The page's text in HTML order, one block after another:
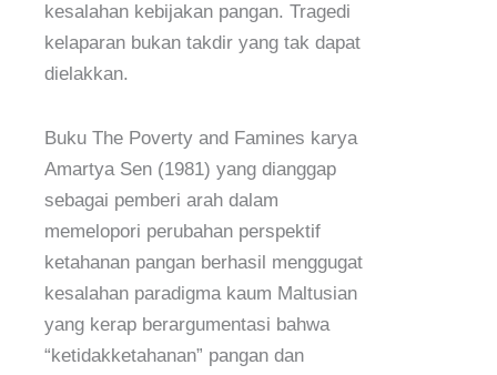
kesalahan kebijakan pangan. Tragedi
kelaparan bukan takdir yang tak dapat
dielakkan.
Buku The Poverty and Famines karya
Amartya Sen (1981) yang dianggap
sebagai pemberi arah dalam
memelopori perubahan perspektif
ketahanan pangan berhasil menggugat
kesalahan paradigma kaum Maltusian
yang kerap berargumentasi bahwa
“ketidakketahanan” pangan dan